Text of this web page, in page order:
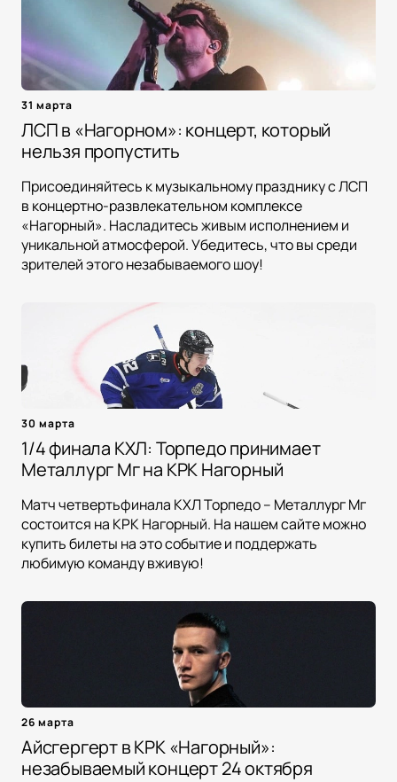
31 марта
ЛСП в «Нагорном»: концерт, который
нельзя пропустить
Присоединяйтесь к музыкальному празднику с ЛСП
в концертно-развлекательном комплексе
«Нагорный». Насладитесь живым исполнением и
уникальной атмосферой. Убедитесь, что вы среди
зрителей этого незабываемого шоу!
30 марта
1/4 финала КХЛ: Торпедо принимает
Металлург Мг на КРК Нагорный
Матч четвертьфинала КХЛ Торпедо – Металлург Мг
состоится на КРК Нагорный. На нашем сайте можно
купить билеты на это событие и поддержать
любимую команду вживую!
26 марта
Айсгергерт в КРК «Нагорный»:
незабываемый концерт 24 октября